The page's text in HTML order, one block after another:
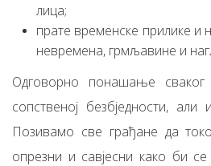
лица;
прате временске прилике и
невремена, грмљавине и
Одговорно понашање сваког
сопственој безбједности, али
Позивамо све грађане да
опрезни и савјесни како би